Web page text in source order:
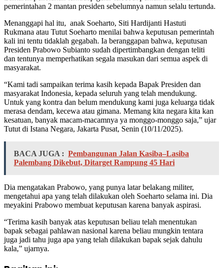
pemerintahan 2 mantan presiden sebelumnya namun selalu tertunda.
Menanggapi hal itu, anak Soeharto, Siti Hardijanti Hastuti
Rukmana atau Tutut Soeharto menilai bahwa keputusan pemerintah
kali ini tentu tidaklah gegabah. Ia beranggapan bahwa, keputusan
Presiden Prabowo Subianto sudah dipertimbangkan dengan teliti
dan tentunya memperhatikan segala masukan dari semua aspek di
masyarakat.
“Kami tadi sampaikan terima kasih kepada Bapak Presiden dan
masyarakat Indonesia, kepada seluruh yang telah mendukung.
Untuk yang kontra dan belum mendukung kami juga keluarga tidak
merasa dendam, kecewa atau gimana. Memang kita negara kita kan
kesatuan, banyak macam-macamnya ya monggo-monggo saja,” ujar
Tutut di Istana Negara, Jakarta Pusat, Senin (10/11/2025).
BACA JUGA : Pembangunan Jalan Kasiba–Lasiba
Palembang Dikebut, Ditarget Rampung 45 Hari
Dia mengatakan Prabowo, yang punya latar belakang militer,
mengetahui apa yang telah dilakukan oleh Soeharto selama ini. Dia
meyakini Prabowo membuat keputusan karena banyak aspirasi.
“Terima kasih banyak atas keputusan beliau telah menentukan
bapak sebagai pahlawan nasional karena beliau mungkin tentara
juga jadi tahu juga apa yang telah dilakukan bapak sejak dahulu
kala,” ujarnya.